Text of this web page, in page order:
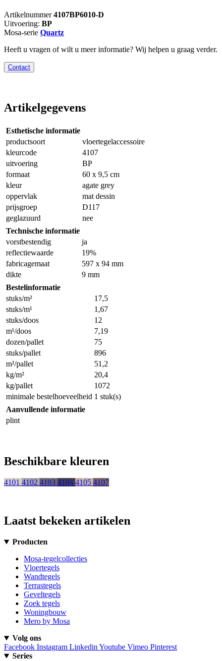
Artikelnummer4107BP6010-D
Uitvoering: BP
Mosa-serie Quartz
Heeft u vragen of wilt u meer informatie? Wij helpen u graag verder.
Contact
Artikelgegevens
Esthetische informatie
productsoort
vloertegelaccessoire
kleurcode
4107
uitvoering
BP
formaat
60 x 9,5 cm
kleur
agate grey
oppervlak
mat dessin
prijsgroep
D117
geglazuurd
nee
Technische informatie
vorstbestendig
ja
reflectiewaarde
19%
fabricagemaat
597 x 94 mm
dikte
9 mm
Bestelinformatie
stuks/m²
17,5
stuks/m¹
1,67
stuks/doos
12
m¹/doos
7,19
dozen/pallet
75
stuks/pallet
896
m²/pallet
51,2
kg/m²
20,4
kg/pallet
1072
minimale bestelhoeveelheid 1 stuk(s)
Aanvullende informatie
plint
Beschikbare kleuren
4101 4102 4103 4104 4105 4107
Laatst bekeken artikelen
Producten
Mosa-tegelcollecties
Vloertegels
Wandtegels
Terrastegels
Geveltegels
Zoek tegels
Woningbouw
Mero by Mosa
Volg ons
Facebook Instagram Linkedin Youtube Vimeo Pinterest
Series